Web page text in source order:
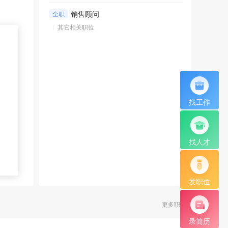
找工作
找人才
发职位
录简历
全职 销售顾问
其它相关职位
更多职位